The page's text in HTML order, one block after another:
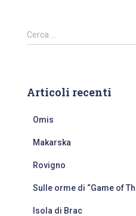
R
i
c
Cerca …
Articoli recenti
Omis
Makarska
Rovigno
Sulle orme di “Game of
Isola di Brac